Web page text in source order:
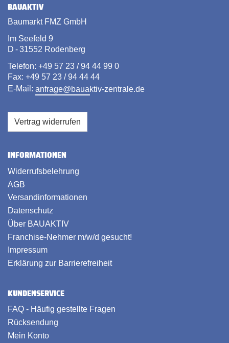
BAUAKTIV
Baumarkt FMZ GmbH
Im Seefeld 9
D - 31552 Rodenberg
Telefon: +49 57 23 / 94 44 99 0
Fax: +49 57 23 / 94 44 44
E-Mail: anfrage@bauaktiv-zentrale.de
Vertrag widerrufen
INFORMATIONEN
Widerrufsbelehrung
AGB
Versandinformationen
Datenschutz
Über BAUAKTIV
Franchise-Nehmer m/w/d gesucht!
Impressum
Erklärung zur Barrierefreiheit
KUNDENSERVICE
FAQ - Häufig gestellte Fragen
Rücksendung
Mein Konto